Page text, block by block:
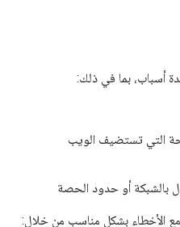
التي تستضيف الويب
بالشبكة أو حدود الحصة
الأخطاء بشكلٍ مناسب من خلال: